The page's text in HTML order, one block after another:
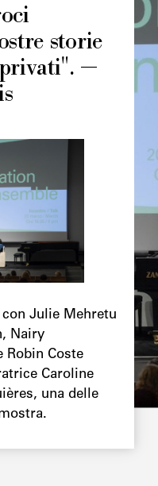
storie
—
Julie Mehretu
Nairy
Robin Coste
Caroline
una delle